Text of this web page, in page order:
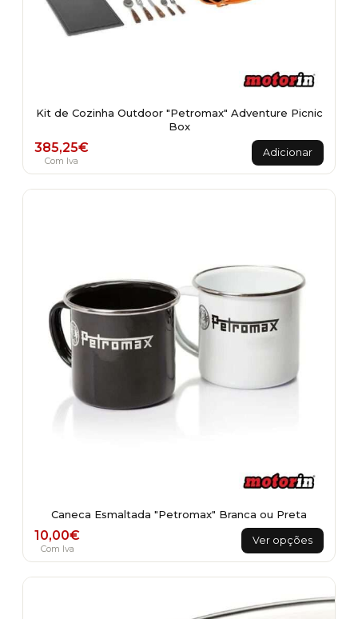
Kit de Cozinha Outdoor "Petromax" Adventure Picnic
Box
385,25€
Com Iva
Adicionar
Caneca Esmaltada "Petromax" Branca ou Preta
10,00€
Com Iva
Ver opções
This
product
has
multiple
The